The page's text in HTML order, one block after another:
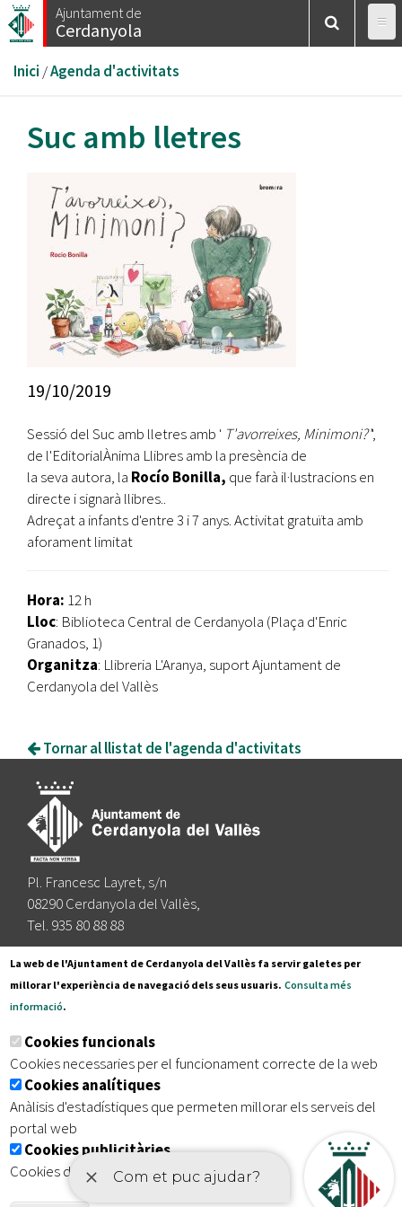
Vés
al
Ajuntament de
Cerdanyola
Esteu
aquí
Inici /Agenda d'activitats
Suc amb lletres
19/10/2019
Sessió del Suc amb lletres amb ' T'avorreixes, Minimoni?'',
de l'EditorialÀnima Llibres amb la presència de
la seva autora, la Rocío Bonilla, que farà il·lustracions en
directe i signarà llibres..
Adreçat a infants d'entre 3 i 7 anys. Activitat gratuïta amb
aforament limitat
Hora: 12 h
Lloc: Biblioteca Central de Cerdanyola (Plaça d'Enric
Granados, 1)
Organitza: Llibreria L'Aranya, suport Ajuntament de
Cerdanyola del Vallès
Tornar al llistat de l'agenda d'activitats
Pl. Francesc Layret, s/n
08290 Cerdanyola del Vallès,
Tel. 935 80 88 88
Segueix-nos a:
Subscriu-te al nostre butlletí
Inici | Avís legal | Protecció de dades
| Accessibilitat
La web de l'Ajuntament de Cerdanyola del Vallès fa servir galetes per
millorar l'experiència de navegació dels seus usuaris. Consulta més
informació.
Cookies funcionals
Cookies necessaries per el funcionament correcte de la web
Cookies analítiques
Anàlisis d'estadístiques que permeten millorar els serveis del
portal web
Cookies publicitàries
Cookies de tercers amb finalitat publicitària